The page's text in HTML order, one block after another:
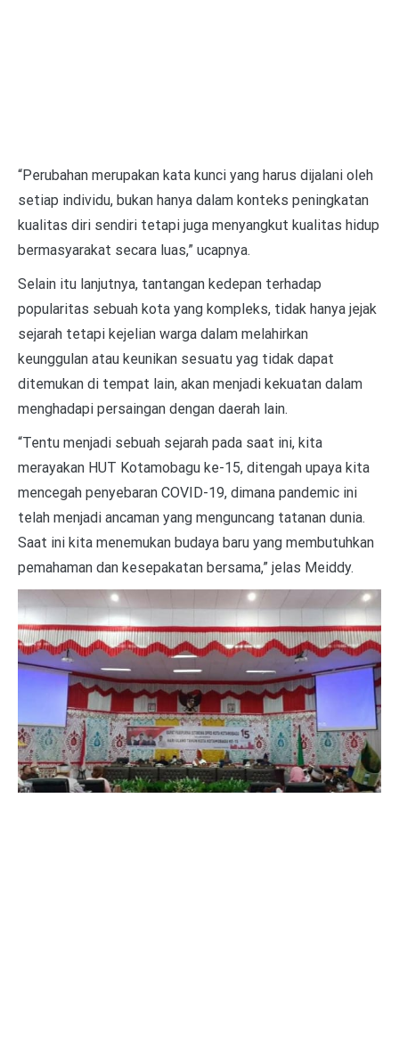
“Perubahan merupakan kata kunci yang harus dijalani oleh
setiap individu, bukan hanya dalam konteks peningkatan
kualitas diri sendiri tetapi juga menyangkut kualitas hidup
bermasyarakat secara luas,” ucapnya.
Selain itu lanjutnya, tantangan kedepan terhadap
popularitas sebuah kota yang kompleks, tidak hanya jejak
sejarah tetapi kejelian warga dalam melahirkan
keunggulan atau keunikan sesuatu yag tidak dapat
ditemukan di tempat lain, akan menjadi kekuatan dalam
menghadapi persaingan dengan daerah lain.
“Tentu menjadi sebuah sejarah pada saat ini, kita
merayakan HUT Kotamobagu ke-15, ditengah upaya kita
mencegah penyebaran COVID-19, dimana pandemic ini
telah menjadi ancaman yang menguncang tatanan dunia.
Saat ini kita menemukan budaya baru yang membutuhkan
pemahaman dan kesepakatan bersama,” jelas Meiddy.